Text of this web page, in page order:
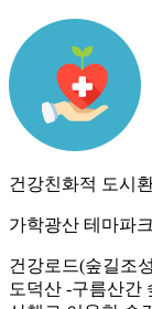
건강친화적 도시
가학광산 테마파
건강로드(숲길조
도덕산 -구름산간